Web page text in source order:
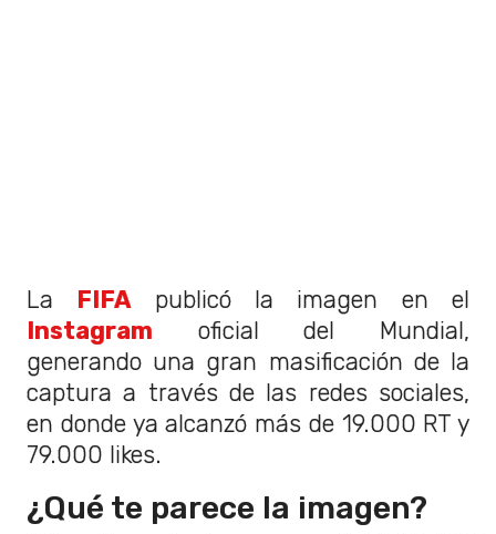
La FIFA publicó la imagen en el
Instagram oficial del Mundial,
generando una gran masificación de la
captura a través de las redes sociales,
en donde ya alcanzó más de 19.000 RT y
79.000 likes.
¿Qué te parece la imagen?